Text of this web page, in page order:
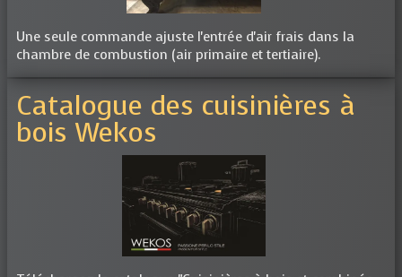
Une seule commande ajuste l'entrée d'air frais dans la
chambre de combustion (air primaire et tertiaire).
Catalogue des cuisinières à
bois Wekos